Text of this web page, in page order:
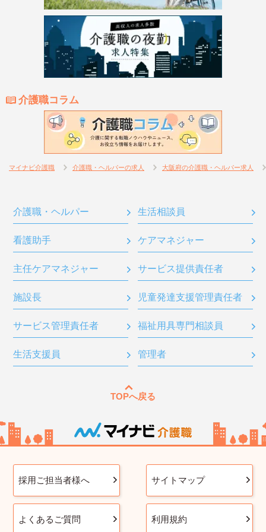
介護職コラム
マイナビ介護職 介護職・ヘルパーの求人 大阪府の介護職・ヘルパー求人
介護職・ヘルパー 生活相談員
看護助手 ケアマネジャー
主任ケアマネジャー サービス提供責任者
施設長 児童発達支援管理責任者
サービス管理責任者 福祉用具専門相談員
生活支援員 管理者
TOPへ戻る
採用ご担当者様へ サイトマップ
よくあるご質問 利用規約